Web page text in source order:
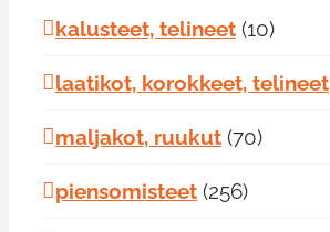
kalusteet, telineet (10)
laatikot, korokkeet, telineet
maljakot, ruukut (70)
piensomisteet (256)